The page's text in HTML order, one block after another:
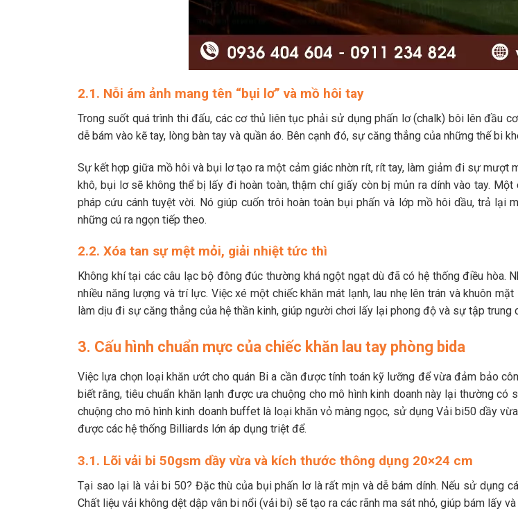
2.1. Nỗi ám ảnh mang tên “bụi lơ” và mồ hôi tay
Trong suốt quá trình thi đấu, các cơ thủ liên tục phải sử dụng phấn lơ (chalk) bôi lên đầu
dễ bám vào kẽ tay, lòng bàn tay và quần áo. Bên cạnh đó, sự căng thẳng của những thế bi
Sự kết hợp giữa mồ hôi và bụi lơ tạo ra một cảm giác nhờn rít, rít tay, làm giảm đi sự mượt
khô, bụi lơ sẽ không thể bị lấy đi hoàn toàn, thậm chí giấy còn bị mủn ra dính vào tay. Một
pháp cứu cánh tuyệt vời. Nó giúp cuốn trôi hoàn toàn bụi phấn và lớp mồ hôi dầu, trả
những cú ra ngọn tiếp theo.
2.2. Xóa tan sự mệt mỏi, giải nhiệt tức thì
Không khí tại các câu lạc bộ đông đúc thường khá ngột ngạt dù đã có hệ thống điều
nhiều năng lượng và trí lực. Việc xé một chiếc khăn mát lạnh, lau nhẹ lên trán và khuôn
làm dịu đi sự căng thẳng của hệ thần kinh, giúp người chơi lấy lại phong độ và sự tập trung
3. Cấu hình chuẩn mực của chiếc khăn lau tay phòng bida
Việc lựa chọn loại khăn ướt cho quán Bi a cần được tính toán kỹ lưỡng để vừa đảm bảo
biết rằng, tiêu chuẩn khăn lạnh được ưa chuộng cho mô hình kinh doanh này lại thường
chuộng cho mô hình kinh doanh buffet là loại khăn vỏ màng ngọc, sử dụng Vải bi50 dầy
được các hệ thống Billiards lớn áp dụng triệt để.
3.1. Lõi vải bi 50gsm dầy vừa và kích thước thông dụng 20×24 cm
Tại sao lại là vải bi 50? Đặc thù của bụi phấn lơ là rất mịn và dễ bám dính. Nếu sử dụng
Chất liệu vải không dệt dập vân bi nổi (vải bi) sẽ tạo ra các rãnh ma sát nhỏ, giúp bám lấy